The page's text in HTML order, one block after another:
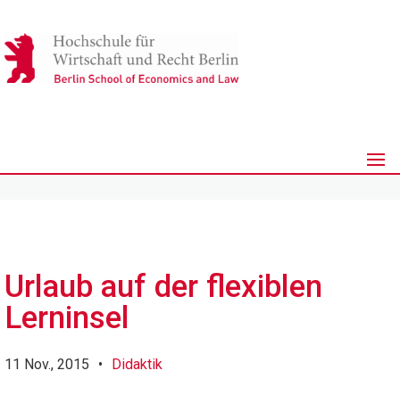
Urlaub auf der flexiblen
Lerninsel
11 Nov., 2015 • Didaktik